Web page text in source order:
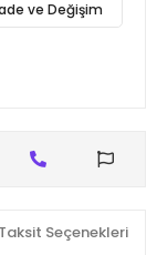
ve Değişim
Taksit Seçenekleri